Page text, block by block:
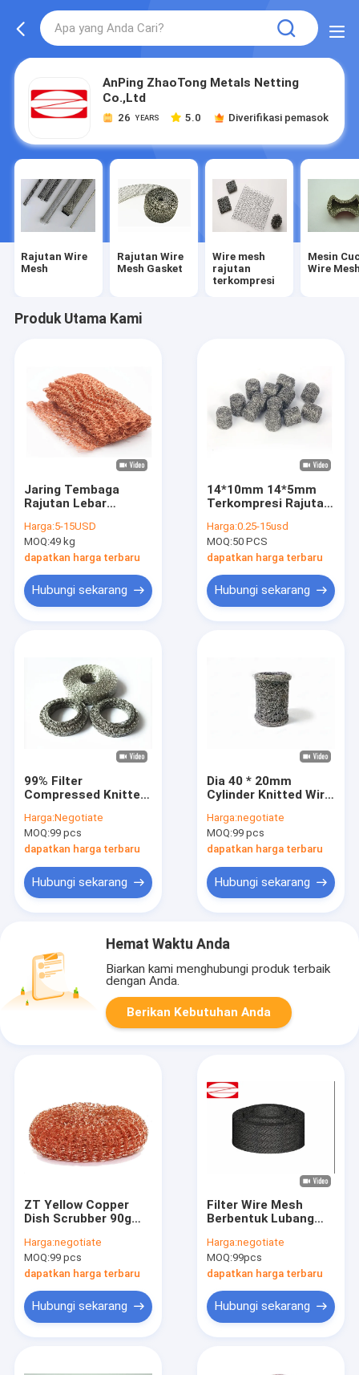
AnPing ZhaoTong Metals Netting
Co.,Ltd
26 YEARS 5.0 Diverifikasi pemasok
Rajutan Wire
Mesh
Rajutan Wire
Mesh Gasket
Wire mesh
rajutan
terkompresi
Mesin
Wire
Produk Utama Kami
Jaring Tembaga
Rajutan Lebar
Harga:5-15USD
MOQ:49 kg
dapatkan harga terbaru
Hubungi sekarang
14*10mm 14*5mm
Terkompresi Rajutan
Salju Busa Lance
Mesh Filter
Harga:0.25-15usd
MOQ:50 PCS
dapatkan harga terbaru
Hubungi sekarang
99% Filter
Compressed Knitted
Sampel Disesuaikan
Tersedia OEM Terima
Harga:Negotiate
MOQ:99 pcs
dapatkan harga terbaru
Hubungi sekarang
Dia 40 * 20mm
Cylinder Knitted Wire
Gasket Support
Rings Tahan Alkali
Harga:negotiate
MOQ:99 pcs
dapatkan harga terbaru
Hubungi sekarang
Hemat Waktu Anda
Biarkan kami menghubungi produk terbaik
dengan Anda.
Berikan Kebutuhan Anda
ZT Yellow Copper
Dish Scrubber 90g
Peralatan Dapur
Tangguh
Harga:negotiate
MOQ:99 pcs
dapatkan harga terbaru
Hubungi sekarang
Filter Wire Mesh
Berbentuk Lubang
untuk Diameter
Industri 14mm
Harga:negotiate
MOQ:99pcs
dapatkan harga terbaru
Hubungi sekarang